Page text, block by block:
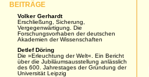
BEITRÄGE
Volker Gerhardt
Erschließung, Sicherung,
Vergegenwärtigung. Die
Forschungsvorhaben der deutschen
Akademien der Wissenschaften
Detlef Döring
Die »Erleuchtung der Welt«. Ein Bericht
über die Jubiläumsausstellung anlässlich
des 600. Jahrestages der Gründung der
Universität Leipzig